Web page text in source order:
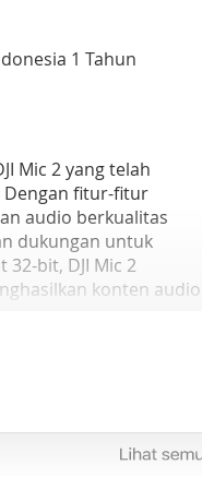
1 Tahun
Mic 2 yang telah
Dengan fitur-fitur
audio berkualitas
dukungan untuk
bit, DJI Mic 2
konten audio
banyak lagi.
yang ramping,
daya baru yang
tampilan
ditambahkan